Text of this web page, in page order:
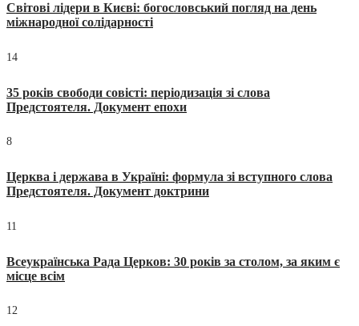
Світові лідери в Києві: богословський погляд на день
міжнародної солідарності
14
35 років свободи совісті: періодизація зі слова
Предстоятеля. Документ епохи
8
Церква і держава в Україні: формула зі вступного слова
Предстоятеля. Документ доктрини
11
Всеукраїнська Рада Церков: 30 років за столом, за яким є
місце всім
12